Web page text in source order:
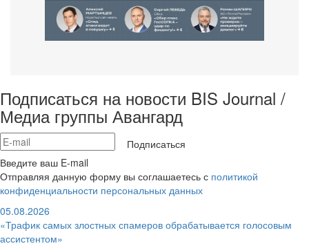
Подписаться на новости BIS Journal /
Медиа группы Авангард
Подписаться
Введите ваш E-mail
Отправляя данную форму вы соглашаетесь с политикой
конфиденциальности персональных данных
05.08.2026
«Трафик самых злостных спамеров обрабатывается голосовым
ассистентом»